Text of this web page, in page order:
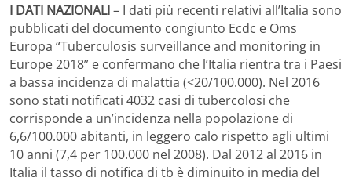
I DATI NAZIONALI– I dati più recenti relativi all’Italia sono
pubblicati del documento congiunto Ecdc e Oms
Europa “Tuberculosis surveillance and monitoring in
Europe 2018” e confermano che l’Italia rientra tra i Paesi
a bassa incidenza di malattia (<20/100.000). Nel 2016
sono stati notificati 4032 casi di tubercolosi che
corrisponde a un’incidenza nella popolazione di
6,6/100.000 abitanti, in leggero calo rispetto agli ultimi
10 anni (7,4 per 100.000 nel 2008). Dal 2012 al 2016 in
Italia il tasso di notifica di tb è diminuito in media del